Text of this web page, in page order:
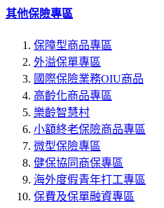
其他保險專區
保障型商品專區
外溢保單專區
國際保險業務OIU商品
高齡化商品專區
樂齡智慧村
小額終老保險商品專區
微型保險專區
健保協同商保專區
海外度假青年打工專區
保費及保單融資專區